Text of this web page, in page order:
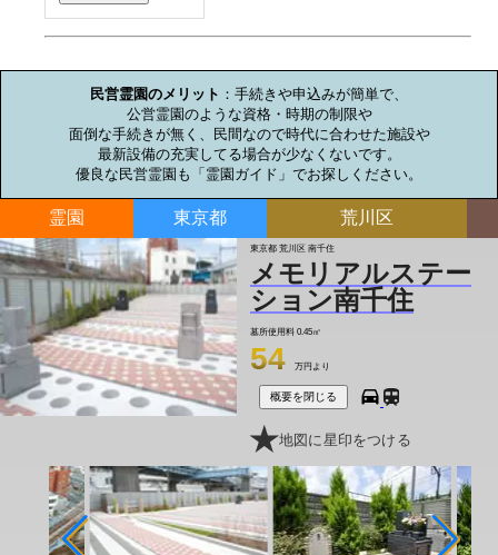
民営霊園のメリット ：手続きや申込みが簡単で、
公営霊園のような資格・時期の制限や
面倒な手続きが無く、民間なので時代に合わせた施設や
最新設備の充実してる場合が少なくないです。
優良な民営霊園も「霊園ガイド」でお探しください。
霊園 東京都 荒川区
東京都 荒川区 南千住
メモリアルステー
ション南千住
墓所使用料 0.45㎡
54 万円より
概要を閉じる
地図に星印をつける